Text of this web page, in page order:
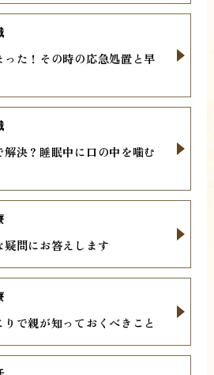
た！その時の応急処置と早
解決？睡眠中に口の中を噛む
問にお答えします
で親が知っておくべきこと